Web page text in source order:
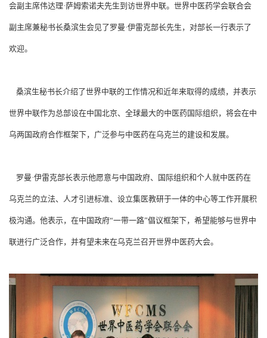
会副主席伟达理·萨姆索诺夫先生到访世界中联。世界中医药学会联合会
副主席兼秘书长桑滨生会见了罗曼·伊雷克部长先生，对部长一行表示了
欢迎。
桑滨生秘书长介绍了世界中联的工作情况和近年来取得的成绩，并表示
世界中联作为总部设在中国北京、全球最大的中医药国际组织，将会在中
乌两国政府合作框架下，广泛参与中医药在乌克兰的建设和发展。
罗曼·伊雷克部长表示他愿意与中国政府、国际组织和个人就中医药在
乌克兰的立法、人才引进标准、设立集医教研于一体的中心等工作开展积
极沟通。他表示，在中国政府“一带一路”倡议框架下，希望能够与世界中
联进行广泛合作，并有望未来在乌克兰召开世界中医药大会。